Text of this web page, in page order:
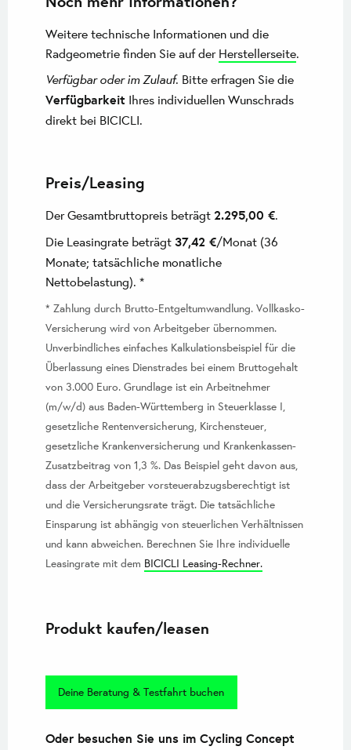
Weitere technische Informationen und die
Radgeometrie finden Sie auf derHerstellerseite.
Verfügbar oder im Zulauf. Bitte erfragen Sie die
Verfügbarkeit Ihres individuellen Wunschrads
direkt bei BICICLI.
Preis/Leasing
Der Gesamtbruttopreis beträgt2.295,00 €.
Die Leasingrate beträgt37,42 €/Monat (36
Monate; tatsächliche monatliche
Nettobelastung). *
* Zahlung durch Brutto-Entgeltumwandlung. Vollkasko-
Versicherung wird von Arbeitgeber übernommen.
Unverbindliches einfaches Kalkulationsbeispiel für die
Überlassung eines Dienstrades bei einem Bruttogehalt
von 3.000 Euro. Grundlage ist ein Arbeitnehmer
(m/w/d) aus Baden-Württemberg in Steuerklasse I,
gesetzliche Rentenversicherung, Kirchensteuer,
gesetzliche Krankenversicherung und Krankenkassen-
Zusatzbeitrag von 1,3 %. Das Beispiel geht davon aus,
dass der Arbeitgeber vorsteuerabzugsberechtigt ist
und die Versicherungsrate trägt. Die tatsächliche
Einsparung ist abhängig von steuerlichen Verhältnissen
und kann abweichen. Berechnen Sie Ihre individuelle
Leasingrate mit dem BICICLI Leasing-Rechner.
Produkt kaufen/leasen
Deine Beratung & Testfahrt buchen
Oder besuchen Sie uns im Cycling Concept